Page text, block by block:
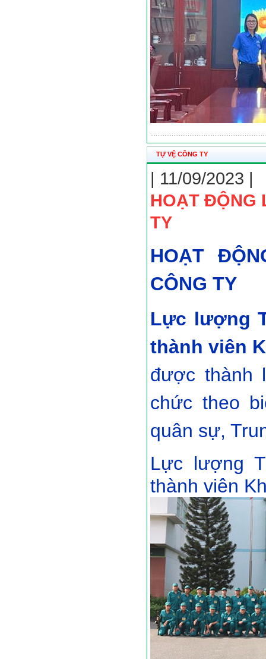
TỰ VỆ CÔNG TY
| 11/09/2023 |
HOẠT ĐỘNG
TY
HOẠT
CÔNG TY
Lực lượng
thành viên
được thành
chức theo
quân sự,
Lực lượng
thành viên